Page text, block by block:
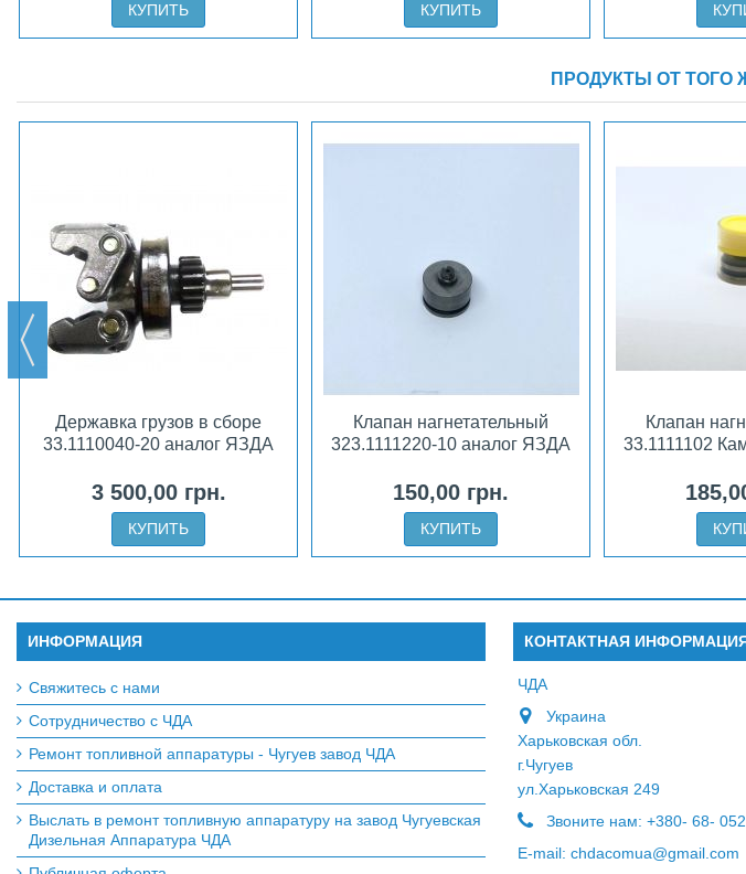
КУПИТЬ КУПИТЬ
ПРОДУКТЫ ОТ ТОГО
Державка грузов в сборе
33.1110040-20 аналог ЯЗДА
3 500,00 грн.
КУПИТЬ
Клапан нагнетательный
323.1111220-10 аналог ЯЗДА
150,00 грн.
КУПИТЬ
Клапан
33.1111102
ИНФОРМАЦИЯ
Свяжитесь с нами
Сотрудничество с ЧДА
Ремонт топливной аппаратуры - Чугуев завод ЧДА
Доставка и оплата
Выслать в ремонт топливную аппаратуру на завод Чугуевская
Дизельная Аппаратура ЧДА
КОНТАКТНАЯ
ЧДА
Украина
Харьковская обл.
г.Чугуев
ул.Харьковская 249
Звоните нам: +380- 68-
E-mail: chdacomua@gmail.com